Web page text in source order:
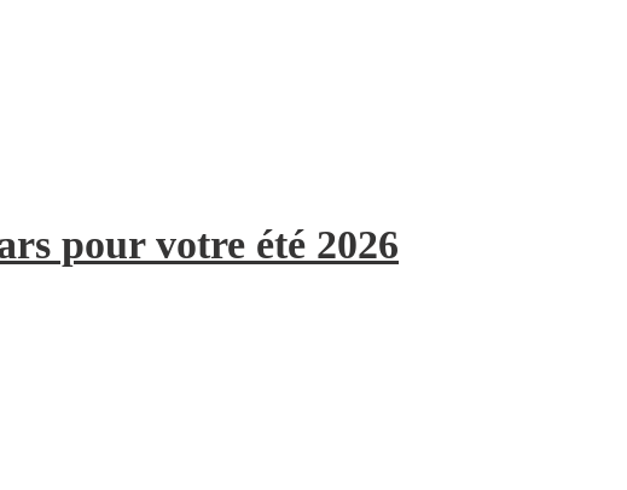
pour votre été 2026